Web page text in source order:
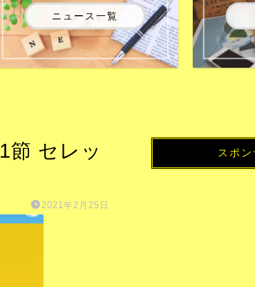
ニュース一覧
節 セレッ
2021年2月25日
スポ